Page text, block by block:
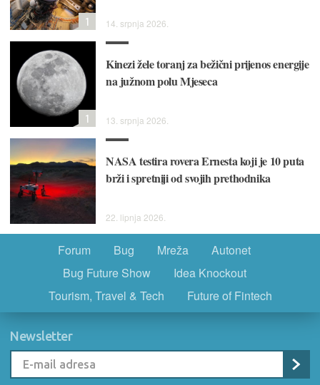
14. srpnja 2026.
1
Kinezi žele toranj za bežični prijenos energije
na južnom polu Mjeseca
13. srpnja 2026.
1
NASA testira rovera Ernesta koji je 10 puta
brži i spretniji od svojih prethodnika
22. lipnja 2026.
Forum Bug Mreža
Autonet
Bug Future Show
Idea Knockout
Tourism, Travel & Tech
Future of Fintech
Newsletter